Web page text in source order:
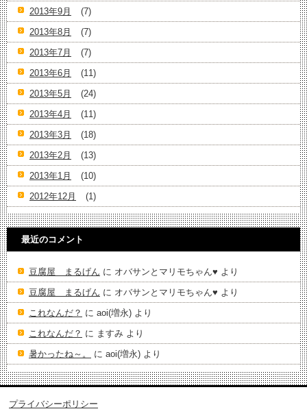
2013年9月
(7)
2013年8月
(7)
2013年7月
(7)
2013年6月
(11)
2013年5月
(24)
2013年4月
(11)
2013年3月
(18)
2013年2月
(13)
2013年1月
(10)
2012年12月
(1)
最近のコメント
豆腐屋 まるげん に オバサンとマリモちゃん♥️ より
豆腐屋 まるげん に オバサンとマリモちゃん♥️ より
これなんだ？ に aoi(増永) より
これなんだ？ に ますみ より
暑かったね～。
に aoi(増永) より
プライバシーポリシー